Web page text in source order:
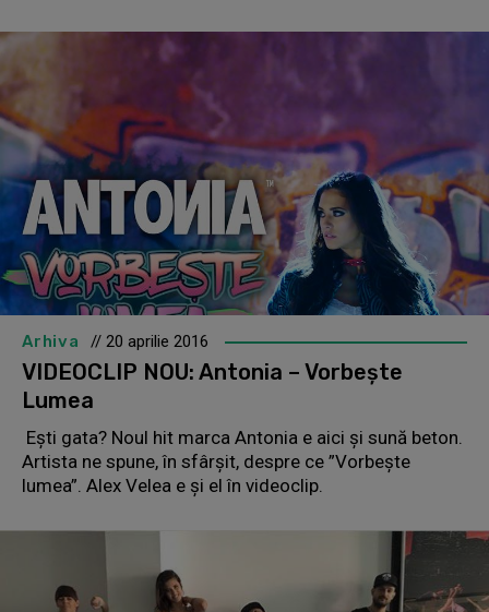
Arhiva // 20 aprilie 2016
VIDEOCLIP NOU: Antonia – Vorbește
Lumea
Ești gata? Noul hit marca Antonia e aici și sună beton.
Artista ne spune, în sfârșit, despre ce ”Vorbește
lumea”. Alex Velea e și el în videoclip.